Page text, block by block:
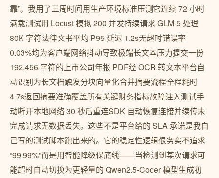
靠”。我用了三周时间用生产环境标准压测它连续 72 小时
满载测试用 Locust 模拟 200 并发持续请求 GLM-5 处理
80K 字符法律文书平均 P95 延迟 1.2s无超时错误率
0.03%均为客户端网络抖动导致极端长文本压力提交一份
192,456 字符的上市公司年报 PDF经 OCR 转文本平台自
动识别为长文档触发分块向量化合并摘要流程全程耗时
4.7s返回摘要准确覆盖所有关键财务指标故障注入测试手
动断开本地网络 30 秒后重连SDK 自动恢复连接并续传未
完成请求无数据丢失。这些不是平台给的 SLA 承诺是我自
己写的测试脚本跑出来的。它的稳定性逻辑很务实不追求
“99.99%”而是用智能降级保底线——当检测到某次请求可
能超时自动切换为更轻量的 Qwen2.5-Coder 模型生成初